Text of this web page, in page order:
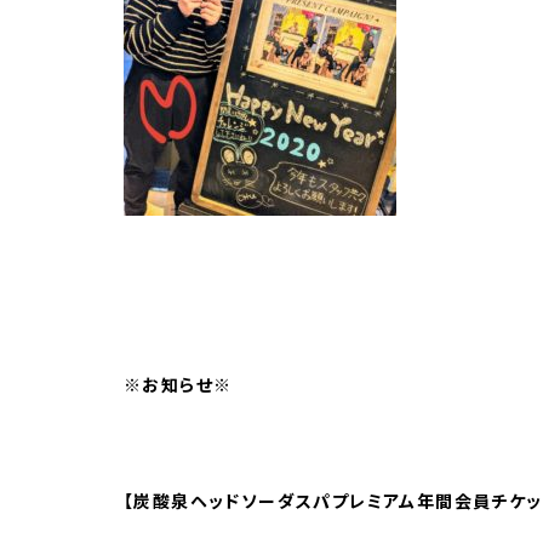
※お知らせ※
【炭酸泉ヘッドソーダスパプレミアム年間会員チケッ